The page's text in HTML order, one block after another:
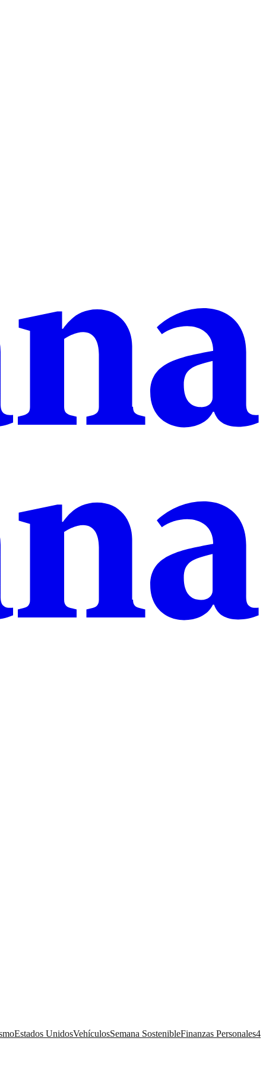
Estados UnidosVehículosSemana SostenibleFinanzas Personales4